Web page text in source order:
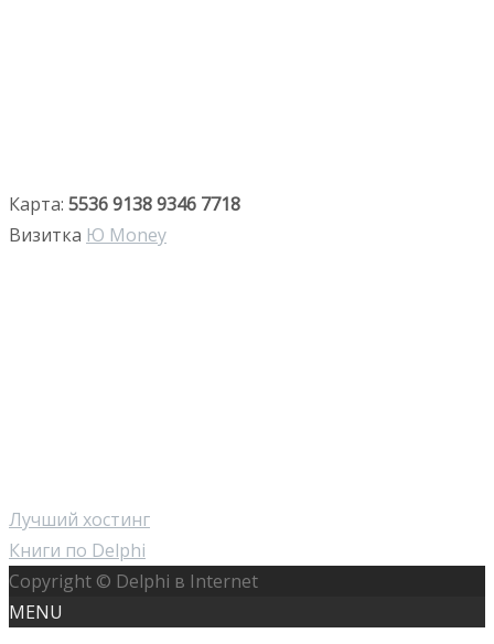
Карта: 5536 9138 9346 7718
Визитка Ю Money
Лучший хостинг
Книги по Delphi
Copyright © Delphi в Internet
MENU